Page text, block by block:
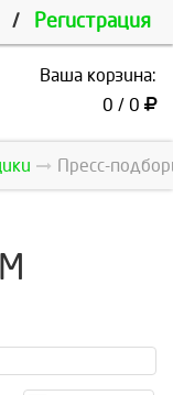
/ Регистрация
Ваша корзина:
0 / 0
Пресс-